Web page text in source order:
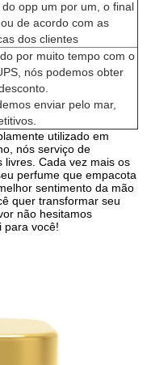
opp um por um, o final
de acordo com as
dos clientes
por muito tempo com o
nós podemos obter
enviar pelo mar,
utilizado em
nós serviço de
livres. Cada vez mais os
perfume que empacota
sentimento da mão
quer transformar seu
não hesitamos
para você!